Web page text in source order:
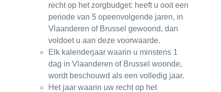
recht op het zorgbudget: heeft u ooit een
periode van 5 opeenvolgende jaren, in
Vlaanderen of Brussel gewoond, dan
voldoet u aan deze voorwaarde.
Elk kalenderjaar waarin u minstens 1
dag in Vlaanderen of Brussel woonde,
wordt beschouwd als een volledig jaar.
Het jaar waarin uw recht op het